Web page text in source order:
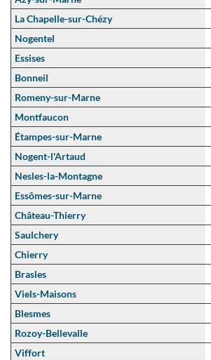
La Chapelle-sur-Chézy
Nogentel
Essises
Bonneil
Romeny-sur-Marne
Montfaucon
Étampes-sur-Marne
Nogent-l'Artaud
Nesles-la-Montagne
Essômes-sur-Marne
Château-Thierry
Saulchery
Chierry
Brasles
Viels-Maisons
Blesmes
Rozoy-Bellevalle
Viffort